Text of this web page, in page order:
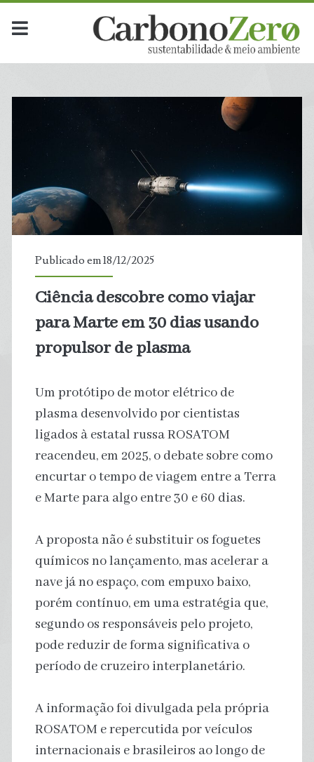
Publicado em 18/12/2025
Ciência descobre como viajar
para Marte em 30 dias usando
propulsor de plasma
Um protótipo de motor elétrico de
plasma desenvolvido por cientistas
ligados à estatal russa ROSATOM
reacendeu, em 2025, o debate sobre como
encurtar o tempo de viagem entre a Terra
e Marte para algo entre 30 e 60 dias.
A proposta não é substituir os foguetes
químicos no lançamento, mas acelerar a
nave já no espaço, com empuxo baixo,
porém contínuo, em uma estratégia que,
segundo os responsáveis pelo projeto,
pode reduzir de forma significativa o
período de cruzeiro interplanetário.
A informação foi divulgada pela própria
ROSATOM e repercutida por veículos
internacionais e brasileiros ao longo de